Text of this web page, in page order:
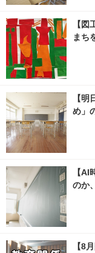
【
まち
【
め」
【
のか
【8